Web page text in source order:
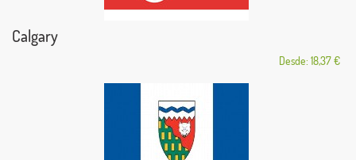
Calgary
Desde: 18,37 €